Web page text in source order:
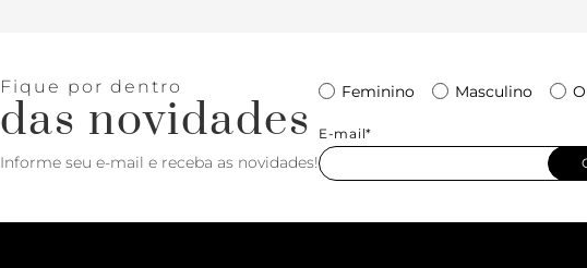
Fique por dentro
das novidades
Informe seu e-mail e receba as novidades!
Feminino Masculino
E-mail*